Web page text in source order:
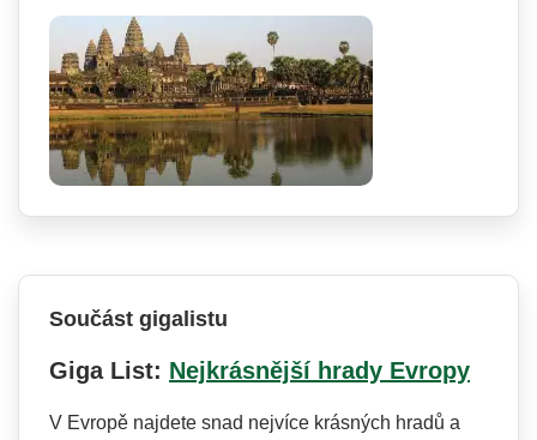
Součást gigalistu
Giga List: Nejkrásnější hrady Evropy
V Evropě najdete snad nejvíce krásných hradů a